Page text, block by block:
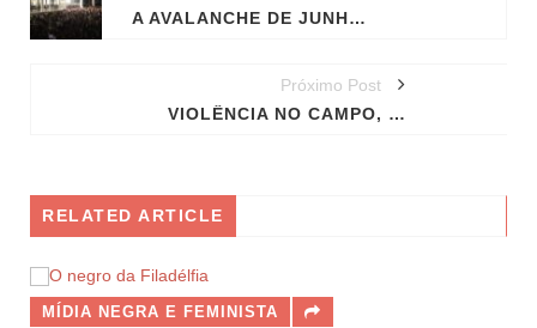
A AVALANCHE DE JUNHO DE 2013, OITO ANOS DEPOIS
Próximo Post
VIOLÊNCIA NO CAMPO, UMA VERGONHA NACIONAL
RELATED ARTICLE
E FEMINISTA